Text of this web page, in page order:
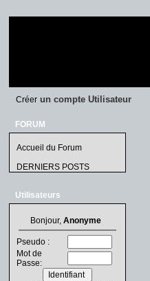
Créer un compte Utilisateur
FORUM
Accueil du Forum
DERNIERS POSTS
Utilisateurs
Bonjour, Anonyme
Pseudo :
Mot de
Passe: